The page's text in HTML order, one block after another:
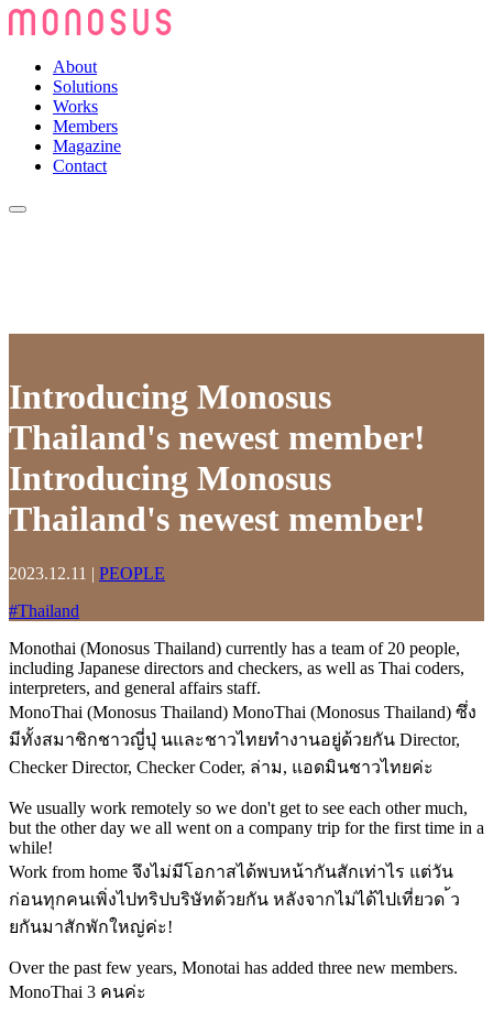
About
Solutions
Works
Members
Magazine
Contact
Introducing Monosus
Thailand's newest member!
Introducing Monosus
Thailand's newest member!
2023.12.11 | PEOPLE
#Thailand
Monothai (Monosus Thailand) currently has a team of 20 people,
including Japanese directors and checkers, as well as Thai coders,
interpreters, and general affairs staff.
MonoThai (Monosus Thailand) MonoThai (Monosus Thailand) ซึ่ง
มีทั้งสมาชิกชาวญี่ปุ่ นและชาวไทยทำงานอยู่ด้วยกัน Director,
Checker Director, Checker Coder, ล่าม, แอดมินชาวไทยค่ะ
We usually work remotely so we don't get to see each other much,
but the other day we all went on a company trip for the first time in a
while!
Work from home จึงไม่มีโอกาสได้พบหน้ากันสักเท่าไร แต่วัน
ก่อนทุกคนเพิ่งไปทริปบริษัทด้วยกัน หลังจากไม่ได้ไปเที่ยวด ้ว
ยกันมาสักพักใหญ่ค่ะ!
Over the past few years, Monotai has added three new members.
MonoThai 3 คนค่ะ